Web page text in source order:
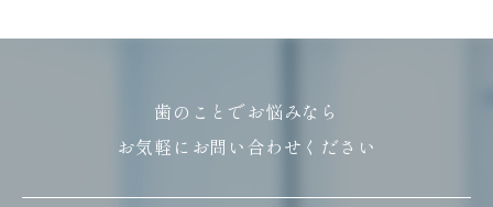
歯のことでお悩みなら
お気軽にお問い合わせください